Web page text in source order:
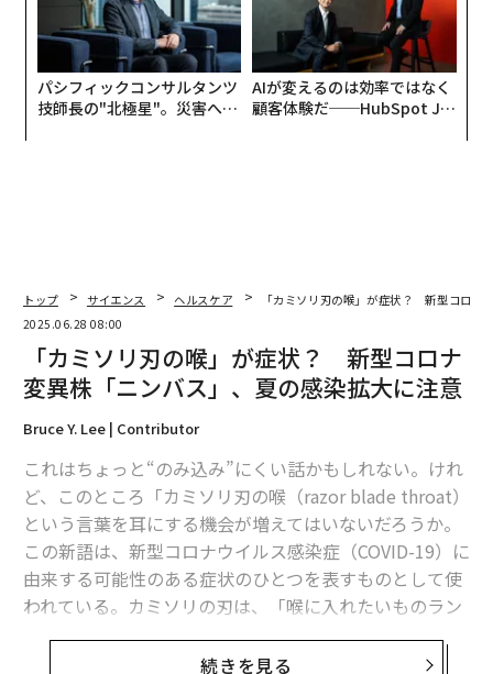
パシフィックコンサルタンツ
技師長の"北極星"。災害への
AIが変えるのは効率ではなく
顧客体験だ──HubSpot Ja
トップ サイエンス ヘルスケア
「カミソリ刃の喉」が症状？ 新型コロナ
2025.06.28 08:00
「カミソリ刃の喉」が症状？ 新型コロナ
変異株「ニンバス」、夏の感染拡大に注意
Bruce Y. Lee | Contributor
これはちょっと“のみ込み”にくい話かもしれない。けれ
ど、このところ「カミソリ刃の喉（razor blade throat）
という言葉を耳にする機会が増えてはいないだろうか。
この新語は、新型コロナウイルス感染症（COVID-19）に
由来する可能性のある症状のひとつを表すものとして使
われている。カミソリの刃は、「喉に入れたいものラン
キング」ではピザやホットドッグなどのはるか下位に来
続きを見る